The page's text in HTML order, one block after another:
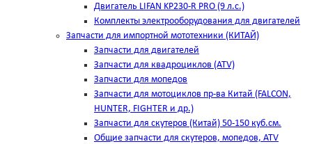
Двигатель LIFAN KP230-R PRO (9 л.с.)
Комплекты электрооборудования для двигателей
Запчасти для импортной мототехники (КИТАЙ)
Запчасти для двигателей
Запчасти для квадроциклов (ATV)
Запчасти для мопедов
Запчасти для мотоциклов пр-ва Китай (FALCON,
HUNTER, FIGHTER и др.)
Запчасти для скутеров (Китай) 50-150 куб.см.
Общие запчасти для скутеров, мопедов, ATV